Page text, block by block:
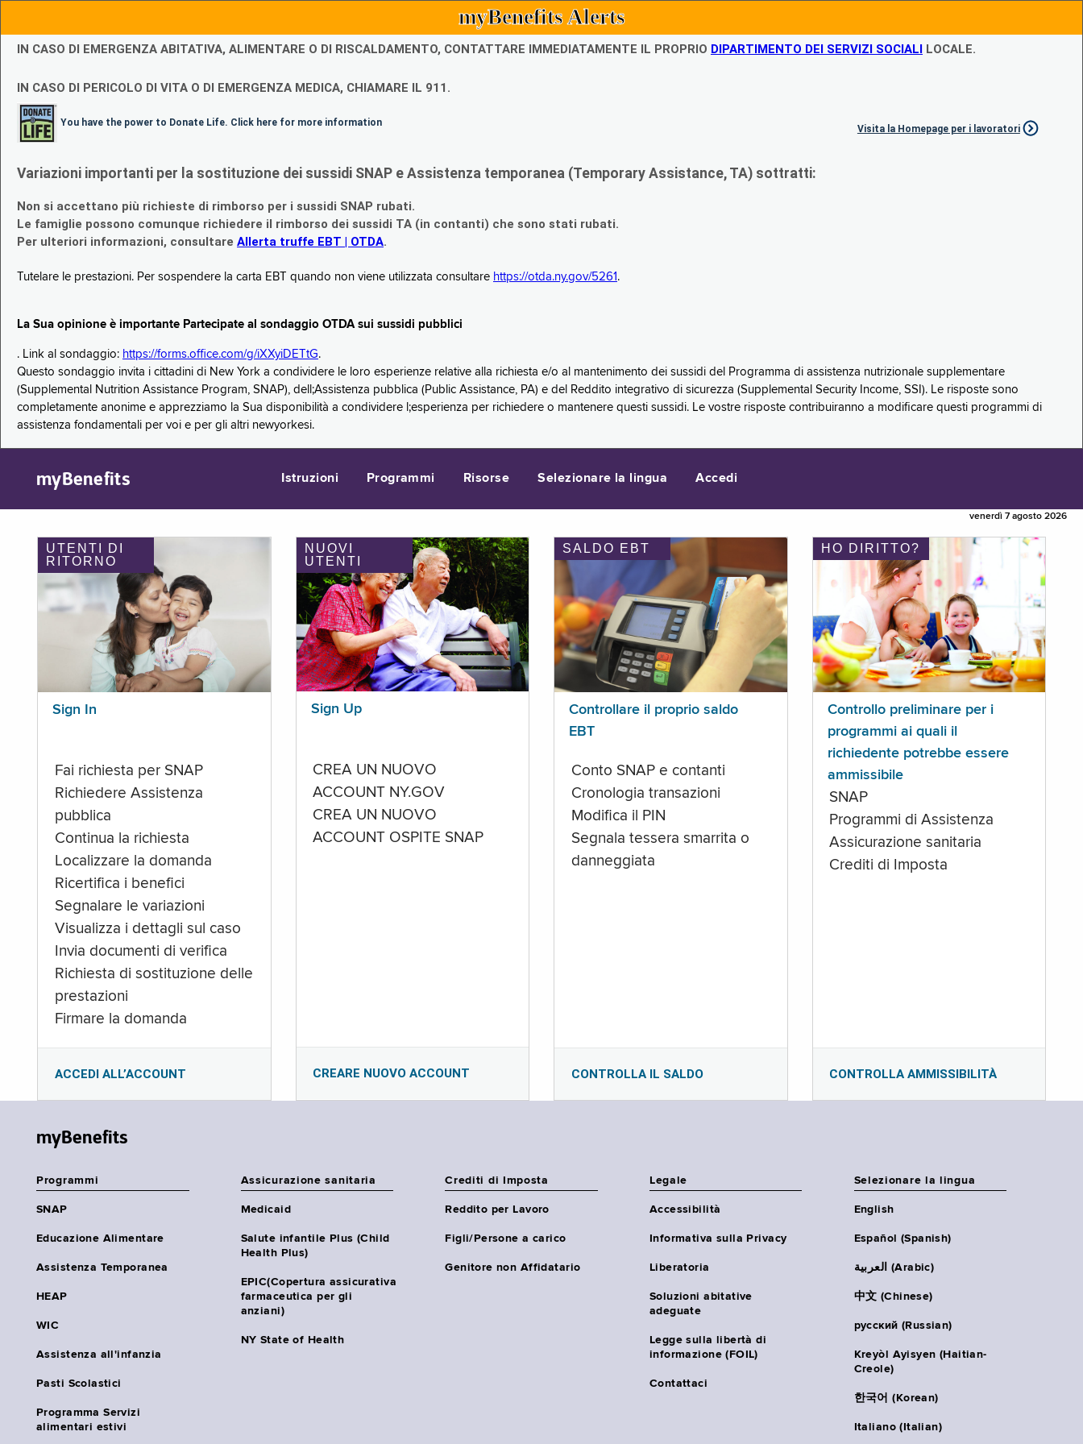
myBenefits Alerts
IN CASO DI EMERGENZA ABITATIVA, ALIMENTARE O DI RISCALDAMENTO, CONTATTARE IMMEDIATAMENTE IL PROPRIO DIPARTIMENTO DEI SERVIZI SOCIALI LOCALE.
IN CASO DI PERICOLO DI VITA O DI EMERGENZA MEDICA, CHIAMARE IL 911.
You have the power to Donate Life. Click here for more information
Visita la Homepage per i lavoratori
Variazioni importanti per la sostituzione dei sussidi SNAP e Assistenza temporanea (Temporary Assistance, TA) sottratti:
Non si accettano più richieste di rimborso per i sussidi SNAP rubati.
Le famiglie possono comunque richiedere il rimborso dei sussidi TA (in contanti) che sono stati rubati.
Per ulteriori informazioni, consultare Allerta truffe EBT | OTDA.
Tutelare le prestazioni. Per sospendere la carta EBT quando non viene utilizzata consultare https://otda.ny.gov/5261 .
La Sua opinione è importante Partecipate al sondaggio OTDA sui sussidi pubblici
. Link al sondaggio: https://forms.office.com/g/iXXyiDETtG.
Questo sondaggio invita i cittadini di New York a condividere le loro esperienze relative alla richiesta e/o al mantenimento dei sussidi del Programma di assistenza nutrizionale supplementare
(Supplemental Nutrition Assistance Program, SNAP), dell;Assistenza pubblica (Public Assistance, PA) e del Reddito integrativo di sicurezza (Supplemental Security Income, SSI). Le risposte sono
completamente anonime e apprezziamo la Sua disponibilità a condividere l;esperienza per richiedere o mantenere questi sussidi. Le vostre risposte contribuiranno a modificare questi programmi di
assistenza fondamentali per voi e per gli altri newyorkesi.
myBenefits Istruzioni Programmi Risorse Selezionare la lingua Accedi
venerdì 7 agosto 2026
UTENTI DI
RITORNO
Sign In
Fai richiesta per SNAP
Richiedere Assistenza
pubblica
Continua la richiesta
Localizzare la domanda
Ricertifica i benefici
Segnalare le variazioni
Visualizza i dettagli sul caso
Invia documenti di verifica
Richiesta di sostituzione delle
prestazioni
Firmare la domanda
ACCEDI ALL’ACCOUNT
NUOVI
UTENTI
Sign Up
CREA UN NUOVO
ACCOUNT NY.GOV
CREA UN NUOVO
ACCOUNT OSPITE SNAP
CREARE NUOVO ACCOUNT
SALDO EBT
Controllare il proprio saldo
EBT
Conto SNAP e contanti
Cronologia transazioni
Modifica il PIN
Segnala tessera smarrita o
danneggiata
CONTROLLA IL SALDO
HO DIRITTO?
Controllo preliminare per i
programmi ai quali il
richiedente potrebbe essere
ammissibile
SNAP
Programmi di Assistenza
Assicurazione sanitaria
Crediti di Imposta
CONTROLLA AMMISSIBILITÀ
myBenefits
Programmi
SNAP
Educazione Alimentare
Assistenza Temporanea
HEAP
WIC
Assistenza all'infanzia
Pasti Scolastici
Programma Servizi
alimentari estivi
Assicurazione sanitaria
Medicaid
Salute infantile Plus (Child
Health Plus)
EPIC(Copertura assicurativa
farmaceutica per gli
anziani)
NY State of Health
Crediti di Imposta
Reddito per Lavoro
Figli/Persone a carico
Genitore non Affidatario
Legale
Accessibilità
Informativa sulla Privacy
Liberatoria
Soluzioni abitative
adeguate
Legge sulla libertà di
informazione (FOIL)
Contattaci
Selezionare la lingua
English
Español (Spanish)
العربية (Arabic)
中文 (Chinese)
русский (Russian)
Kreyòl Ayisyen (Haitian-
Creole)
한국어 (Korean)
Italiano (Italian)